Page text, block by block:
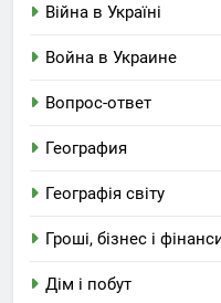
Війна в Україні
Война в Украине
Вопрос-ответ
География
Географія світу
Гроші, бізнес і
Дім і побут